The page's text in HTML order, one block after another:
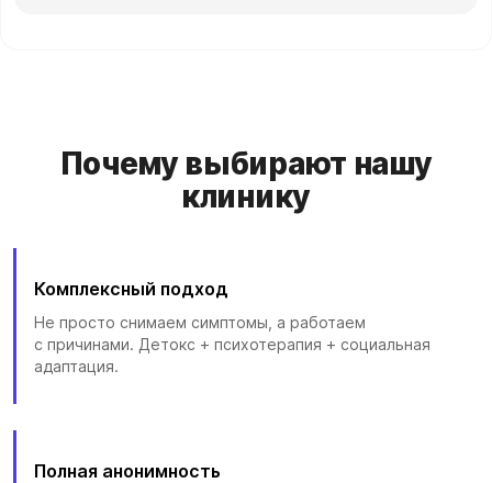
Почему выбирают нашу
клинику
Комплексный подход
Не просто снимаем симптомы, а работаем
с причинами. Детокс + психотерапия + социальная
адаптация.
Полная анонимность